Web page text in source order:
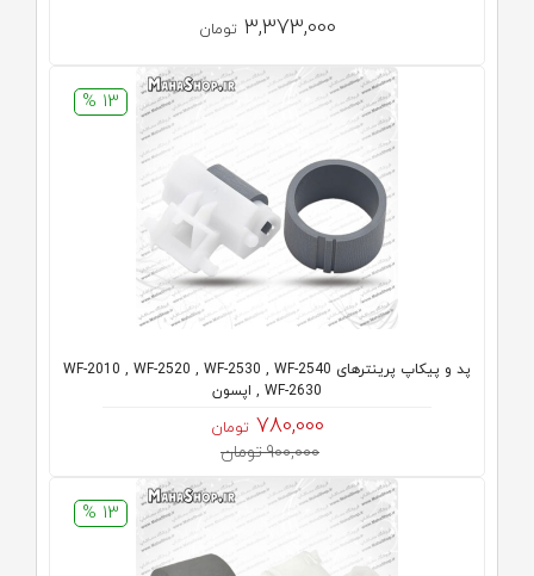
3,373,000 تومان
13 %
پد و پیکاپ پرینترهای WF-2010 , WF-2520 , WF-2530 , WF-2540
, WF-2630 اپسون
780,000 تومان
900,000 تومان
13 %